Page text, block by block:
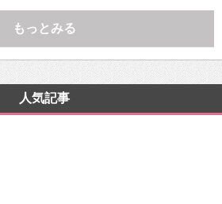
もっとみる
人気記事